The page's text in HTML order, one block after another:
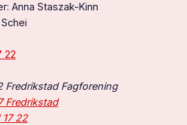
Anna Staszak-Kinn
22
Fredrikstad Fagforening
Fredrikstad
17 22